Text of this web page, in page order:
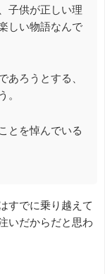
子供が正しい理
しい物語なんで
あろうとする、
。
とを悼んでいる
すでに乗り越えて
いだからだと思わ